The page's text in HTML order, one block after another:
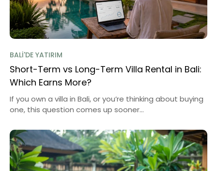
BALI'DE YATIRIM
Short-Term vs Long-Term Villa Rental in Bali:
Which Earns More?
If you own a villa in Bali, or you’re thinking about buying
one, this question comes up sooner...